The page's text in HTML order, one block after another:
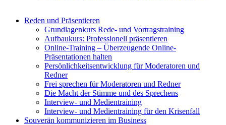
Reden und Präsentieren
Grundlagenkurs Rede- und Vortragstraining
Aufbaukurs: Professionell präsentieren
Online-Training – Überzeugende Online-
Präsentationen halten
Persönlichkeitsentwicklung für Moderatoren und
Redner
Frei sprechen für Moderatoren und Redner
Die Macht der Stimme und des Sprechens
Interview- und Medientraining
Interview- und Medientraining für den Krisenfall
Souverän kommunizieren im Business